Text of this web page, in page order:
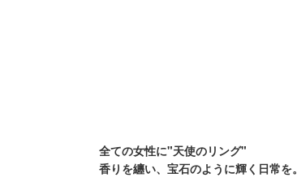
全ての女性に"天使のリング"
香りを纏い、宝石のように輝く日常を。